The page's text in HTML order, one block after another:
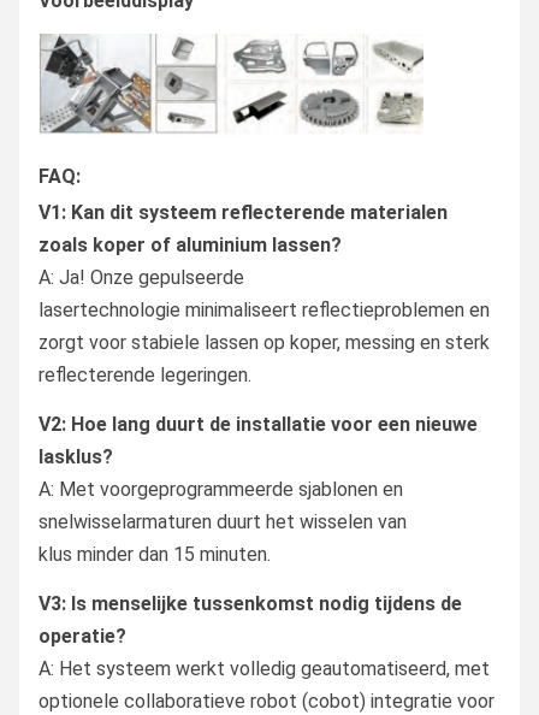
FAQ:
V1: Kan dit systeem reflecterende materialen
zoals koper of aluminium lassen?
A: Ja! Onze gepulseerde
lasertechnologie minimaliseert reflectieproblemen en
zorgt voor stabiele lassen op koper, messing en sterk
reflecterende legeringen.
V2: Hoe lang duurt de installatie voor een nieuwe
lasklus?
A: Met voorgeprogrammeerde sjablonen en
snelwisselarmaturen duurt het wisselen van
klus minder dan 15 minuten.
V3: Is menselijke tussenkomst nodig tijdens de
operatie?
A: Het systeem werkt volledig geautomatiseerd, met
optionele collaboratieve robot (cobot) integratie voor